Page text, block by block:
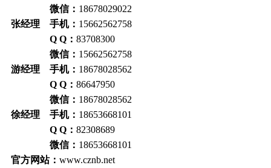
微信： 18678029022
张经理 手机： 15662562758
Q Q： 83708300
微信： 15662562758
游经理 手机： 18678028562
Q Q： 86647950
微信： 18678028562
徐经理 手机： 18653668101
Q Q： 82308689
微信： 18653668101
官方网站： www.cznb.net